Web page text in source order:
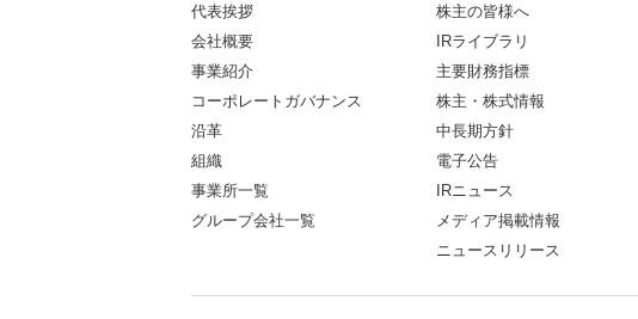
代表挨拶
会社概要
事業紹介
コーポレートガバナンス
沿革
組織
事業所一覧
グループ会社一覧
株主の皆様へ
IRライブラリ
主要財務指標
株主・株式情報
中長期方針
電子公告
IRニュース
メディア掲載情報
ニュースリリース